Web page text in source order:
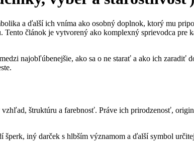
a ďalší ich vníma ako osobný doplnok, ktorý mu
článok je vytvorený ako komplexný sprievodca pre
najobľúbenejšie, ako sa o ne starať a ako ich zaradiť
štruktúru a farebnosť. Práve ich prirodzenosť,
iný darček s hlbším významom a ďalší symbol